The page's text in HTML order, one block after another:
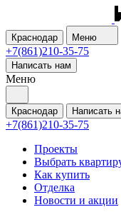
Краснодар Меню
+7(861)210-35-75
Написать нам
Меню
Краснодар Написать
+7(861)210-35-75
Проекты
Выбрать
Как купить
Отделка
Новости и акции